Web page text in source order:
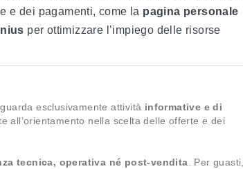
e dei pagamenti, come la pagina personale
per ottimizzare l’impiego delle risorse
esclusivamente attività informative e di
all’orientamento nella scelta delle offerte e dei
tecnica, operativa né post-vendita. Per guasti,